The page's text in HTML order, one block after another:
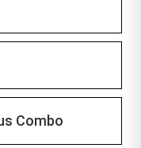
Combo